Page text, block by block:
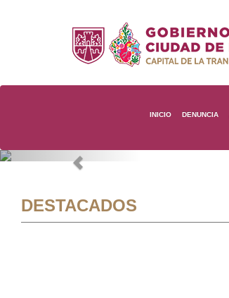
INICIO DENUNCIA
Previous
DESTACADOS